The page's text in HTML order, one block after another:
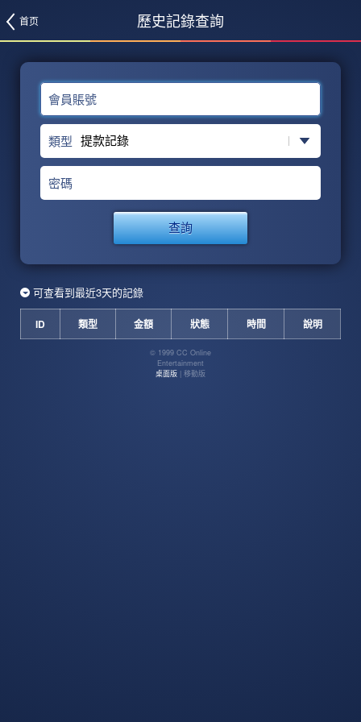
首页 歷史記錄查詢
會員賬號
類型
密碼
查詢
可查看到最近3天的記錄
ID 類型 金額 狀態 時間 說明
© 1999 CC Online
Entertainment
桌面版 | 移動版